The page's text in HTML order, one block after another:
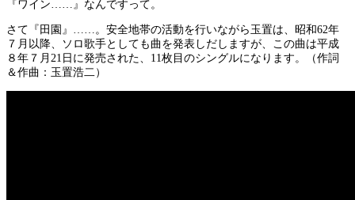
『ワイン……』なんですって。
さて『田園』……。安全地帯の活動を行いながら玉置は、昭和62年
７月以降、ソロ歌手としても曲を発表しだしますが、この曲は平成
８年７月21日に発売された、11枚目のシングルになります。（作詞
＆作曲：玉置浩二）